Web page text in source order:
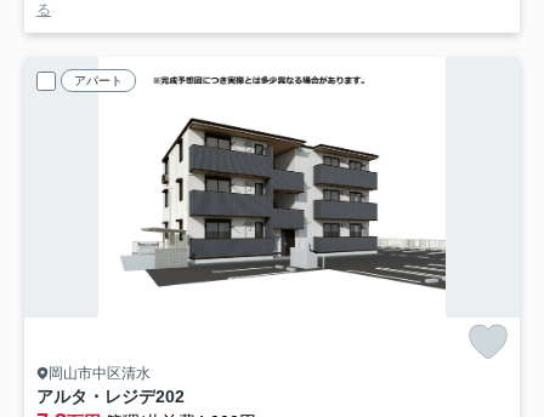
る
アパート
岡山市中区清水
アルタ・レジデ202